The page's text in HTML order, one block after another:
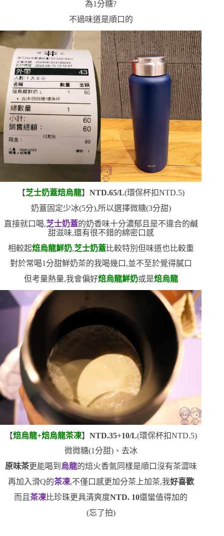
為1分糖?
不過味道是順口的
【芝士奶蓋焙烏龍】 NTD.65/L(環保杯扣NTD.5)
奶蓋固定少冰(5分),所以選擇微糖(3分甜)
直接就口喝,芝士奶蓋的奶香味十分濃郁 且是不違合的鹹
甜滋味,還有很不錯的綿密口感
相較起焙烏龍鮮奶,芝士奶蓋比較特別 但味道也比較重
對於常喝1分甜鮮奶茶的我喝幾口,並不至於覺得膩口
但考量熱量,我會偏好焙烏龍鮮奶或是焙烏龍
【焙烏龍+焙烏龍茶凍】 NTD.35+10/L(環保杯扣NTD.5)
微微糖(1分甜)、去冰
原味茶更能喝到 烏龍的焙火香氣同樣是順口沒有茶澀味
再加入滑Q的茶凍,不僅口感更加分茶上加茶,我好喜歡
而且茶凍比珍珠更具清爽度NTD. 10還蠻值得加的
(忘了拍)